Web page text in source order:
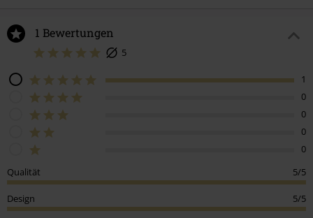
1 Bewertungen
5
1
0
0
0
0
Qualität
5/5
Design 5/5